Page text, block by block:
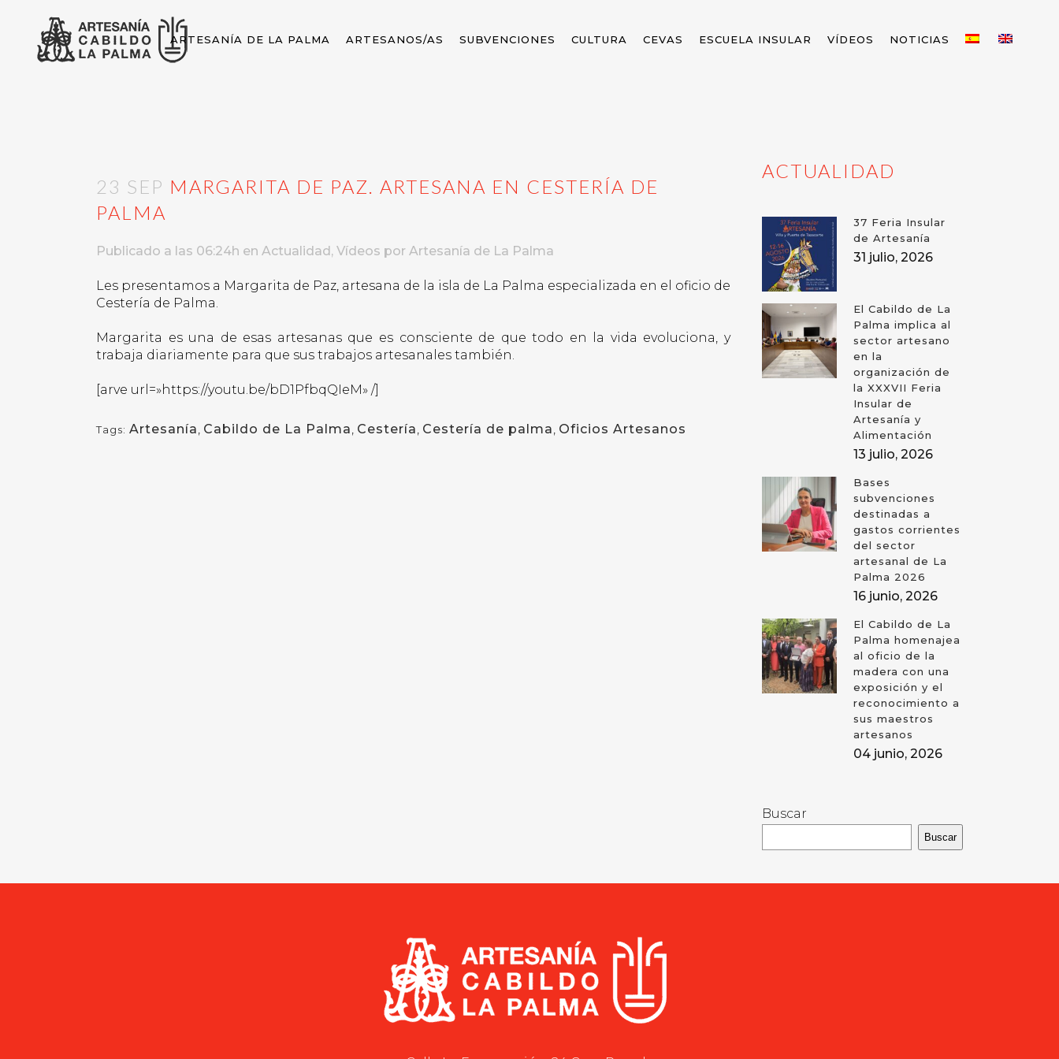
ARTESANÍA DE LA PALMA ARTESANOS/AS SUBVENCIONES CULTURA CEVAS ESCUELA INSULAR VÍDEOS NOTICIAS
23 SEP MARGARITA DE PAZ. ARTESANA EN CESTERÍA DE
PALMA
Publicado a las 06:24h en Actualidad, Vídeos por Artesanía de La Palma
Les presentamos a Margarita de Paz, artesana de la isla de La Palma especializada en el oficio de
Cestería de Palma.
Margarita es una de esas artesanas que es consciente de que todo en la vida evoluciona, y
trabaja diariamente para que sus trabajos artesanales también.
[arve url=»https://youtu.be/bD1PfbqQIeM» /]
Tags: Artesanía, Cabildo de La Palma, Cestería, Cestería de palma, Oficios Artesanos
ACTUALIDAD
37 Feria Insular
de Artesanía
31 julio, 2026
El Cabildo de La
Palma implica al
sector artesano
en la
organización de
la XXXVII Feria
Insular de
Artesanía y
Alimentación
13 julio, 2026
Bases
subvenciones
destinadas a
gastos corrientes
del sector
artesanal de La
Palma 2026
16 junio, 2026
El Cabildo de La
Palma homenajea
al oficio de la
madera con una
exposición y el
reconocimiento a
sus maestros
artesanos
04 junio, 2026
Buscar
Buscar